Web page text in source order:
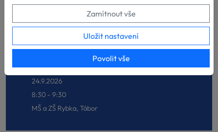
10:00 - 13:00
Jihočeský festival zdraví, Třeboň
MŠ a ZŠ Rybka, Tábor
24.9.2026
8:30 - 9:30
MŠ a ZŠ Rybka, Tábor
Zamítnout vše
Uložit nastavení
Povolit vše